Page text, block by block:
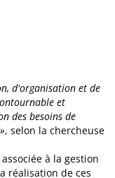
d'organisation et de
et
des besoins de
, selon la chercheuse
à la gestion
réalisation de ces